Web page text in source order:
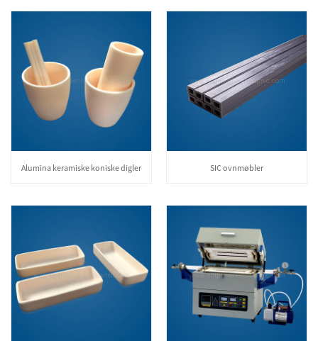
Alumina keramiske koniske digler SIC ovnmøbler